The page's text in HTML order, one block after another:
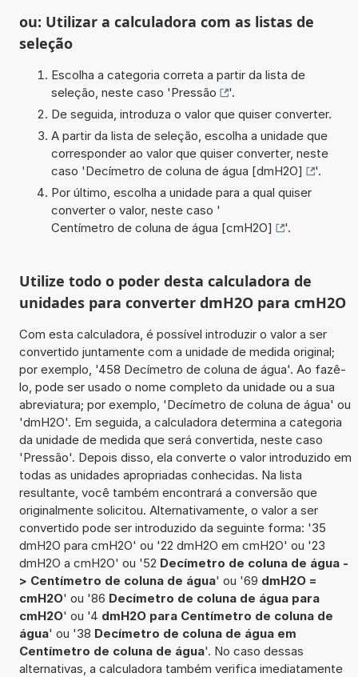
ou: Utilizar a calculadora com as listas de
seleção
Escolha a categoria correta a partir da lista de
seleção, neste caso 'Pressão
'.
De seguida, introduza o valor que quiser converter.
A partir da lista de seleção, escolha a unidade que
corresponder ao valor que quiser converter, neste
caso 'Decímetro de coluna de água [dmH2O]
'.
Por último, escolha a unidade para a qual quiser
converter o valor, neste caso '
Centímetro de coluna de água [cmH2O]
'.
Utilize todo o poder desta calculadora de
unidades para converter dmH2O para cmH2O
Com esta calculadora, é possível introduzir o valor a ser
convertido juntamente com a unidade de medida original;
por exemplo, '458 Decímetro de coluna de água'. Ao fazê-
lo, pode ser usado o nome completo da unidade ou a sua
abreviatura; por exemplo, 'Decímetro de coluna de água' ou
'dmH2O'. Em seguida, a calculadora determina a categoria
da unidade de medida que será convertida, neste caso
'Pressão'. Depois disso, ela converte o valor introduzido em
todas as unidades apropriadas conhecidas. Na lista
resultante, você também encontrará a conversão que
originalmente solicitou. Alternativamente, o valor a ser
convertido pode ser introduzido da seguinte forma: '35
dmH2O para cmH2O' ou '22 dmH2O em cmH2O' ou '23
dmH2O a cmH2O' ou '52 Decímetro de coluna de água -
> Centímetro de coluna de água' ou '69 dmH2O =
cmH2O' ou '86 Decímetro de coluna de água para
cmH2O' ou '4 dmH2O para Centímetro de coluna de
água' ou '38 Decímetro de coluna de água em
Centímetro de coluna de água'. No caso dessas
alternativas, a calculadora também verifica imediatamente